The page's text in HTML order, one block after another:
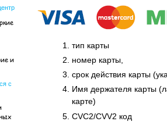
и
с
тип карты
номер карты,
срок действия карты
Имя держателя карты
карте)
CVC2/CVV2 код